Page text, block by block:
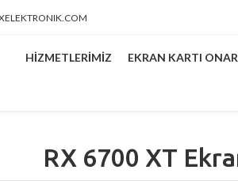
HIZMETLERIMIZ EKRAN KARTI
RX 6700 XT